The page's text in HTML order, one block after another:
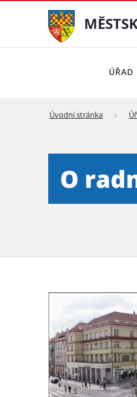
ÚŘAD
Úvodní stránka
O